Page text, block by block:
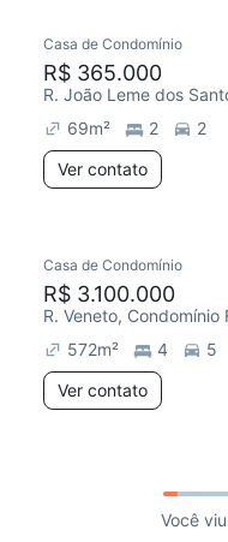
Casa de Condomínio
R$ 365.000
R. João Leme dos
69m² 2
2
Ver contato
Casa de Condomínio
R$ 3.100.000
R. Veneto,
572m² 4
5
Ver contato
Você